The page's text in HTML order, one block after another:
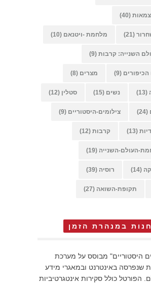
(40)
(21) מלחמת -ויטנאם (10)
השנייה: קרבות (9)
(9) מצרים (8)
(13) נשים (15) סטלין (12)
(24) צילומים-היסטוריים (9)
(13) קרבות (12)
העולם-השנייה (19)
(14) רוסיה (39)
תקופת-השואה (27)
במנהרת הזמן
היסטוריים" מבוסס על מערכת
שנפרסה באינטרנט ובמאגרי מידע
הפורטל כולל סקירות אינטגרטיביות